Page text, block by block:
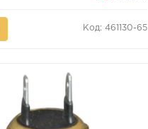
Код: 461130-65